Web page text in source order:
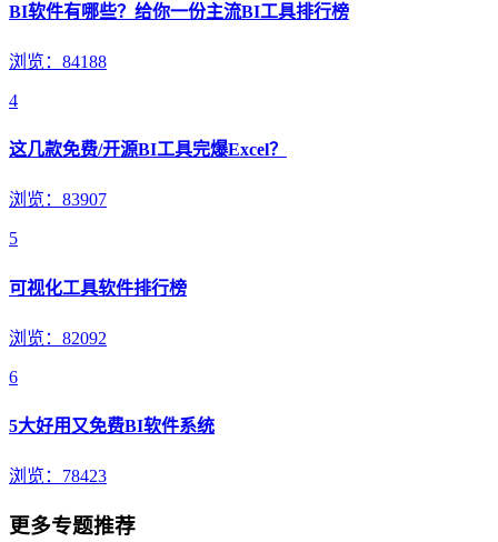
BI软件有哪些？给你一份主流BI工具排行榜
浏览：84188
4
这几款免费/开源BI工具完爆Excel？
浏览：83907
5
可视化工具软件排行榜
浏览：82092
6
5大好用又免费BI软件系统
浏览：78423
更多专题推荐